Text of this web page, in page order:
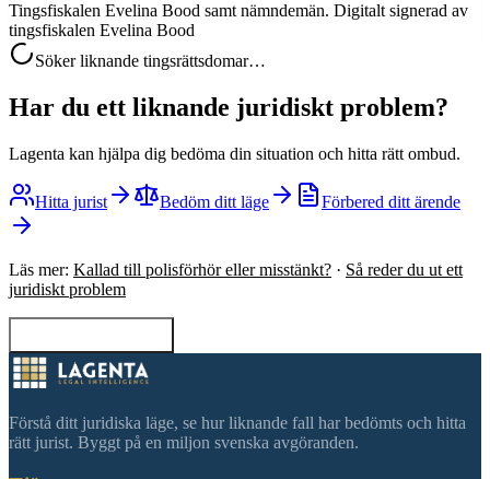
Tingsfiskalen Evelina Bood samt nämndemän. Digitalt signerad av
tingsfiskalen Evelina Bood
Söker liknande tingsrättsdomar…
Har du ett liknande juridiskt problem?
Lagenta kan hjälpa dig bedöma din situation och hitta rätt ombud.
Hitta jurist Bedöm ditt läge Förbered ditt ärende
Läs mer: Kallad till polisförhör eller misstänkt? · Så reder du ut ett
juridiskt problem
Förstå ditt juridiska läge, se hur liknande fall har bedömts och hitta
rätt jurist. Byggt på en miljon svenska avgöranden.